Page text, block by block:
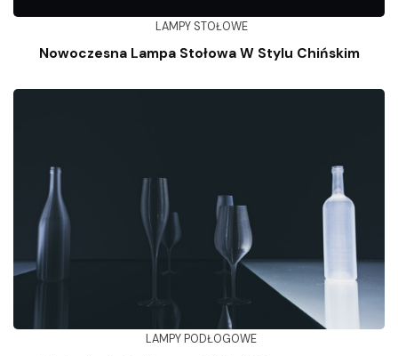
LAMPY STOŁOWE
Nowoczesna Lampa Stołowa W Stylu Chińskim
LAMPY PODŁOGOWE